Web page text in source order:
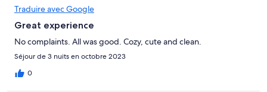
Traduire avec Google
Great experience
No complaints. All was good. Cozy, cute and clean.
Séjour de 3 nuits en octobre 2023
0